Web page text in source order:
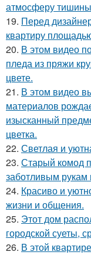
атмосферу
19. Перед
квартиру
20. В этом видео
пледа из пряжи
цвете.
21. В этом видео
материалов
изысканный
цветка.
22. Светлая и
23. Старый комод
заботливым рукам
24. Красиво и
жизни и общения.
25. Этот дом
городской суеты,
26. В этой